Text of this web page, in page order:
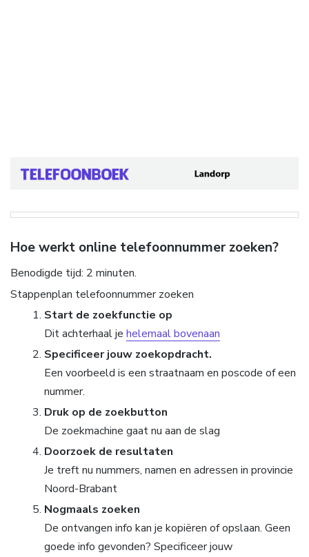
Hoe werkt online telefoonnummer zoeken?
Benodigde tijd: 2 minuten.
Stappenplan telefoonnummer zoeken
Start de zoekfunctie op
Dit achterhaal je helemaal bovenaan
Specificeer jouw zoekopdracht.
Een voorbeeld is een straatnaam en poscode of een
nummer.
Druk op de zoekbutton
De zoekmachine gaat nu aan de slag
Doorzoek de resultaten
Je treft nu nummers, namen en adressen in provincie
Noord-Brabant
Nogmaals zoeken
De ontvangen info kan je kopiëren of opslaan. Geen
goede info gevonden? Specificeer jouw